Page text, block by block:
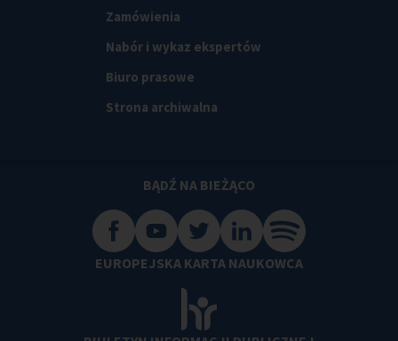
Zamówienia
Nabór i wykaz ekspertów
Biuro prasowe
Strona archiwalna
BĄDŹ NA BIEŻĄCO
EUROPEJSKA KARTA NAUKOWCA